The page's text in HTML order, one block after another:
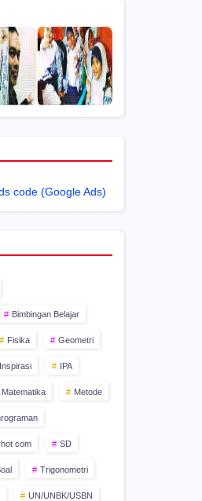
code (Google Ads)
Bimbingan Belajar
Fisika Geometri
Inspirasi IPA
Matematika Metode
com SD
Trigonometri
UN/UNBK/USBN